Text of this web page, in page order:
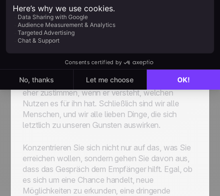
Eines der wichtigsten Elemente einer effektiven E-
Mail mit einer Besprechungsanfrage ist die klare
an der Besprechung hat. Dieser scheinbar
einfache Punkt ist es, bei dem so viele E-Mails
versagen. Ihr Empfänger wird dem Treffen viel
eher zustimmen, wenn er versteht, welchen
Nutzen es für ihn hat. Schließlich sind wir alle
Menschen, und wir alle lieben Dinge, die sich
letztlich zu unseren Gunsten auswirken.
Konzentrieren Sie sich nicht nur auf das, was Sie
erreichen wollen, sondern gehen Sie davon aus,
dass das Gespräch dem Empfänger hilft. Egal, ob
es sich um eine Chance handelt, neue
Möglichkeiten zu erkunden, eine dringende